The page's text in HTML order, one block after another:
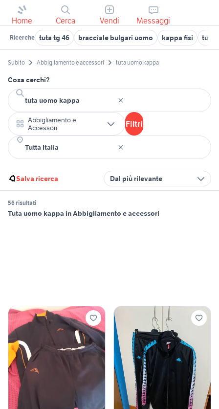
Home Cerca Vendi Messaggi
Ricerche tuta tg 46 bracciale bulgari uomo kappa fisi tuta
Subito Abbigliamento e accessori tuta uomo kappa
Cosa cerchi?
Abbigliamento e
Accessori
Filtri
Salva ricerca Dal più rilevante
56 risultati
Tuta uomo kappa in Abbigliamento e accessori